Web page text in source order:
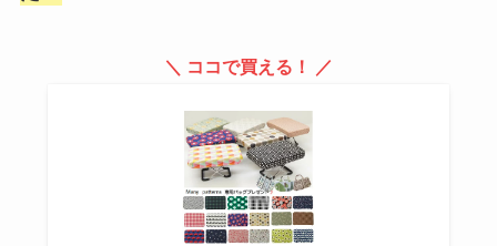
＼ ココで買える！ ／